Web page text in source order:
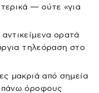
— ούτε «για
ορατά
τηλεόραση στο
μακριά από σημεία
πάνω όροφους